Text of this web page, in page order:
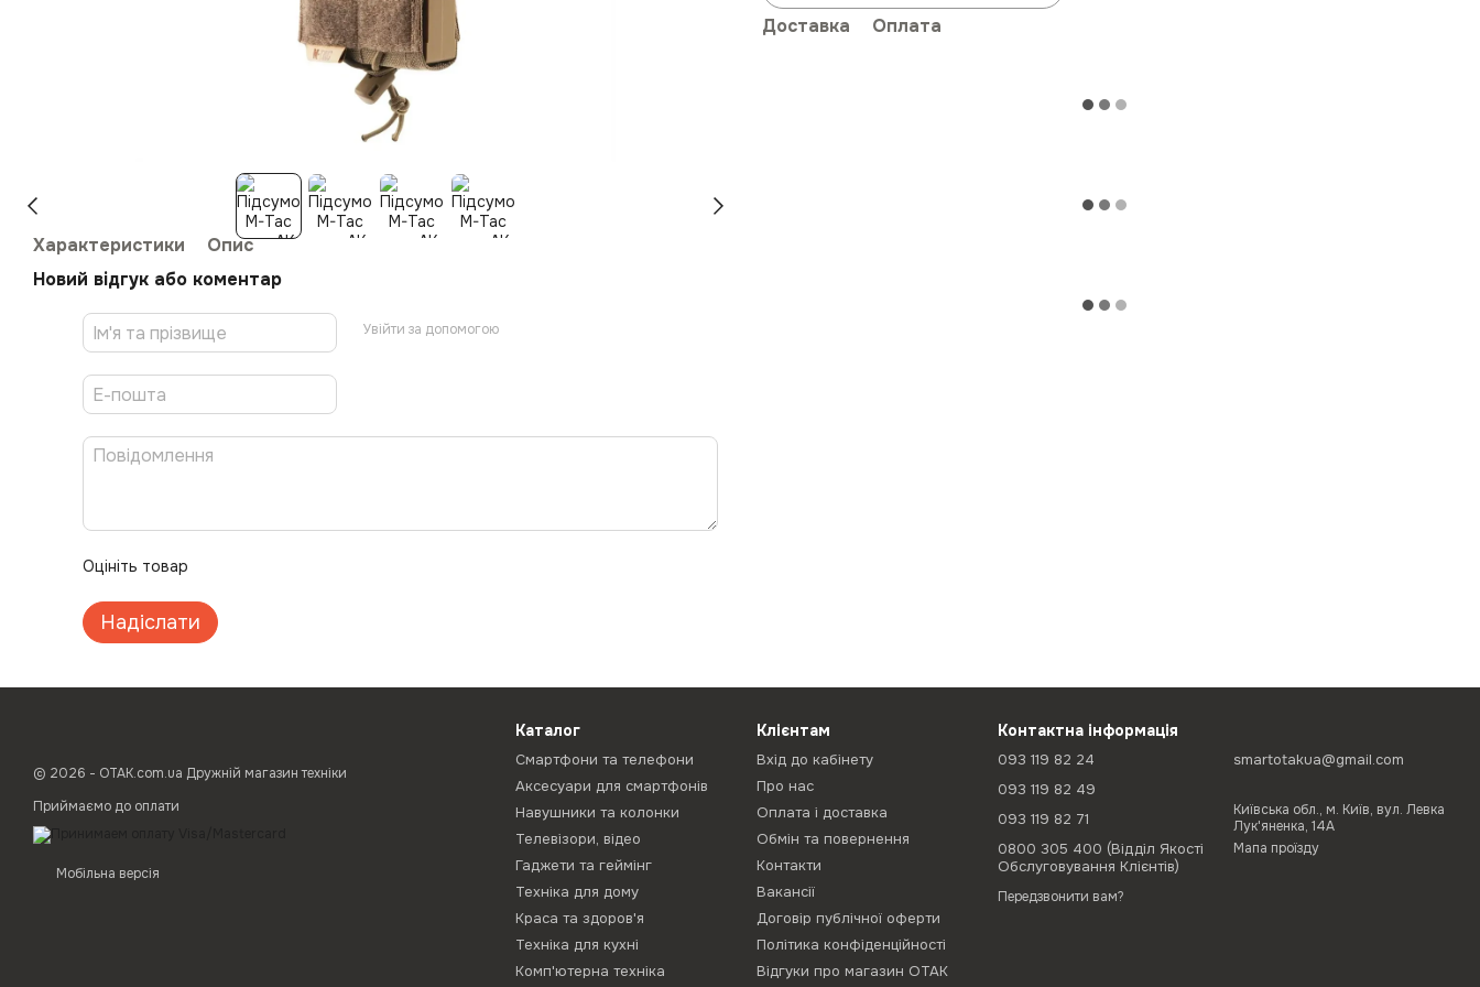
Характеристики
Опис
Новий відгук або коментар
Увійти за допомогою
Оцініть товар
Надіслати
Доставка Оплата
© 2026 - ОТАК.com.ua Дружній магазин техніки
Приймаємо до оплати
Мобільна версія
Каталог
Смартфони та телефони
Аксесуари для смартфонів
Навушники та колонки
Телевізори, відео
Гаджети та геймінг
Техніка для дому
Краса та здоров'я
Техніка для кухні
Комп'ютерна техніка
Клієнтам
Вхід до кабінету
Про нас
Оплата і доставка
Обмін та повернення
Контакти
Вакансії
Договір публічної оферти
Політика конфіденційності
Відгуки про магазин ОТАК
Контактна інформація
093 119 82 24
093 119 82 49
093 119 82 71
0800 305 400 (Відділ Якості
Обслуговування Клієнтів)
Передзвонити вам?
smartotakua@gmail.com
Київська обл., м. Київ, вул. Левка
Лук'яненка, 14А
Мапа проїзду